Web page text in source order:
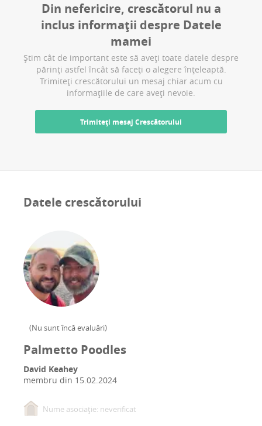
Din nefericire, crescătorul nu a
inclus informații despre Datele
mamei
Știm cât de important este să aveți toate datele despre
părinți astfel încât să faceți o alegere înțeleaptă.
Trimiteți crescătorului un mesaj chiar acum cu
informațiile de care aveți nevoie.
Trimiteți mesaj Crescătorului
Datele crescătorului
(Nu sunt încă evaluări)
Palmetto Poodles
David Keahey
membru din 15.02.2024
Nume asociație: neverificat